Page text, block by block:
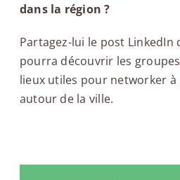
dans la région ?
Partagez-lui le post LinkedIn
pourra découvrir les
lieux utiles pour networker à
autour de la ville.